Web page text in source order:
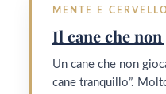
MENTE E
Il cane che non
Un cane che non
cane tranquillo”.